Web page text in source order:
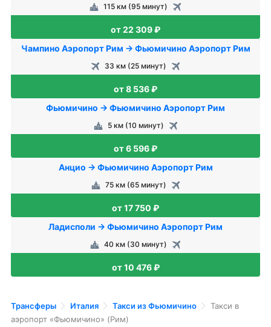
115 км (95 минут)
от 22 309 ₽
Чампино Аэропорт Рим → Фьюмичино Аэропорт Рим
33 км (25 минут)
от 8 536 ₽
Фьюмичино → Фьюмичино Аэропорт Рим
5 км (10 минут)
от 6 596 ₽
Анцио → Фьюмичино Аэропорт Рим
75 км (65 минут)
от 17 750 ₽
Ладисполи → Фьюмичино Аэропорт Рим
40 км (30 минут)
от 10 476 ₽
Трансферы Италия Такси из Фьюмичино
Такси в
аэропорт «Фьюмичино» (Рим)